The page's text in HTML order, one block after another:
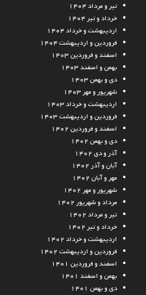
تیر و مرداد ۱۴۰۴
خرداد و تیر ۱۴۰۴
اردیبهشت و خرداد ۱۴۰۴
فروردین و اردیبهشت ۱۴۰۴
اسفند و فروردین ۱۴۰۳
بهمن و اسفند ۱۴۰۳
دی و بهمن ۱۴۰۳
شهریور و مهر ۱۴۰۳
اردیبهشت و خرداد ۱۴۰۳
فروردین و اردیبهشت ۱۴۰۳
اسفند و فروردین ۱۴۰۲
دی و بهمن ۱۴۰۲
آذر و دی ۱۴۰۲
آبان و آذر ۱۴۰۲
مهر و آبان ۱۴۰۲
شهریور و مهر ۱۴۰۲
مرداد و شهریور ۱۴۰۲
تیر و مرداد ۱۴۰۲
خرداد و تیر ۱۴۰۲
اردیبهشت و خرداد ۱۴۰۲
فروردین و اردیبهشت ۱۴۰۲
اسفند و فروردین ۱۴۰۱
بهمن و اسفند ۱۴۰۱
دی و بهمن ۱۴۰۱